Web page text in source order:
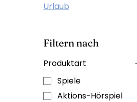
Urlaub
Filtern nach
Produktart
Spiele
Aktions-Hörspiel